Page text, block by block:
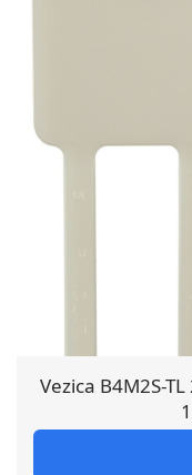
Vezica B4M2S-